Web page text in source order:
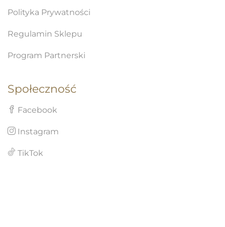
Polityka Prywatności
Regulamin Sklepu
Program Partnerski
Społeczność
Facebook
Instagram
TikTok